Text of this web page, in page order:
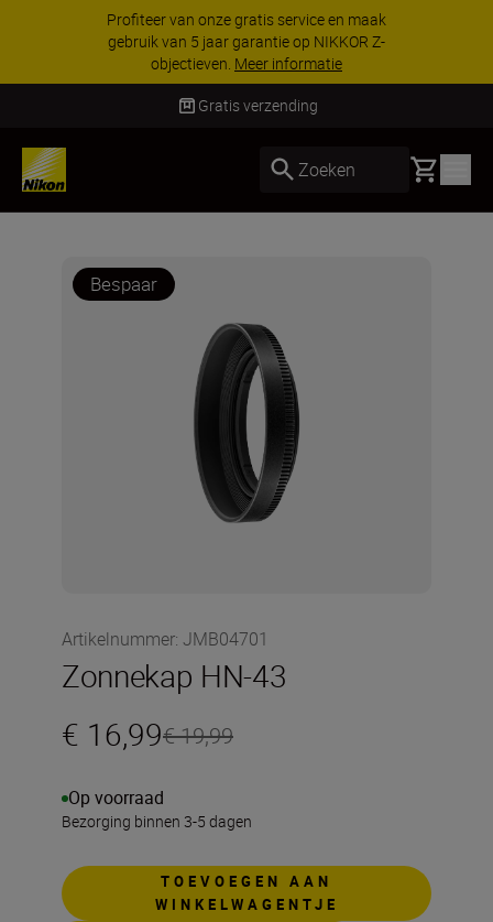
Profiteer van onze gratis service en maak
gebruik van 5 jaar garantie op NIKKOR Z-
objectieven. Meer informatie
Gratis verzending
Zoeken Basket
Bespaar
Artikelnummer: JMB04701
Zonnekap HN-43
€ 16,99€ 19,99
Op voorraad
Bezorging binnen 3-5 dagen
TOEVOEGEN AAN
WINKELWAGENTJE